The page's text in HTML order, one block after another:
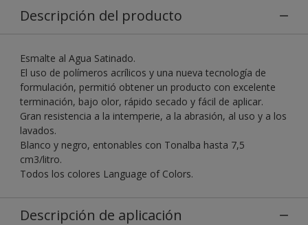
Descripción del producto
Esmalte al Agua Satinado.
El uso de polímeros acrílicos y una nueva tecnología de
formulación, permitió obtener un producto con excelente
terminación, bajo olor, rápido secado y fácil de aplicar.
Gran resistencia a la intemperie, a la abrasión, al uso y a los
lavados.
Blanco y negro, entonables con Tonalba hasta 7,5
cm3/litro.
Todos los colores Language of Colors.
Descripción de aplicación